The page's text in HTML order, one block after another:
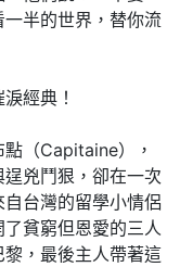
半的世界，替你流
經典！
（Capitaine），
兇鬥狠，卻在一次
台灣的留學小情侶
貧窮但恩愛的三人
，最後主人帶著這